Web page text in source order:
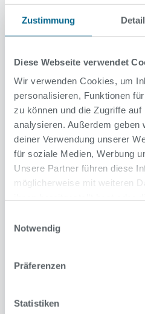
Zustimmung
Diese Webseite verwendet
Wir verwenden Cookies, um
personalisieren, Funktionen
zu können und die Zugriffe
analysieren. Außerdem geben
deiner Verwendung unserer
für soziale Medien, Werbung
Unsere Partner führen diese
möglicherweise mit weiteren
Notwendig
Präferenzen
Statistiken
Astbruch: Teil der
09. Juli 2024
Bäume sollen nach dem